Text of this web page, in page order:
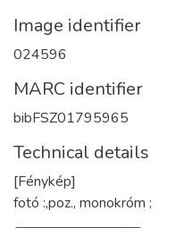
Image identifier
024596
MARC identifier
bibFSZ01795965
Technical details
[Fénykép]
fotó :,poz., monokróm ;